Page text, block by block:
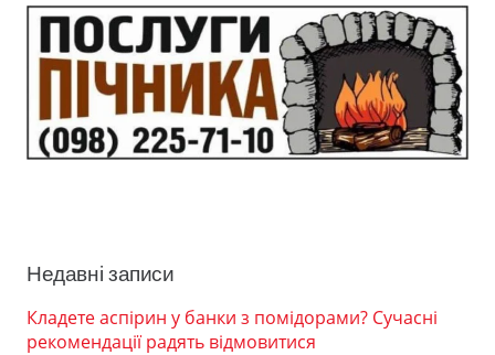
Недавні записи
Кладете аспірин у банки з помідорами? Сучасні
рекомендації радять відмовитися